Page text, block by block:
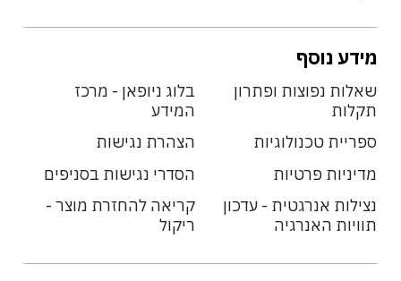
מידע נוסף
שאלות נפוצות ופתרון
תקלות
בלוג ניופאן - מרכז
המידע
ספריית טכנולוגיות
הצהרת נגישות
מדיניות פרטיות
הסדרי נגישות בסניפים
נצילות אנרגטית - עדכון
תוויות האנרגיה
קריאה להחזרת מוצר -
ריקול